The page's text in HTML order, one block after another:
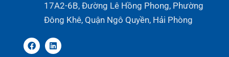
17A2-6B, Đường Lê Hồng Phong, Phường
Đông Khê, Quận Ngô Quyền, Hải Phòng